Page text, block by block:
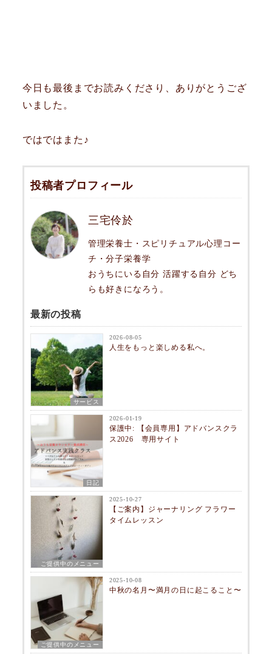
今日も最後までお読みくださり、ありがとうござ
いました。
ではではまた♪
投稿者プロフィール
三宅伶於
管理栄養士・スピリチュアル心理コー
チ・分子栄養学
おうちにいる自分 活躍する自分 どち
らも好きになろう。
最新の投稿
サービス
2026-08-05
人生をもっと楽しめる私へ。
日記
2026-01-19
保護中: 【会員専用】アドバンスクラ
ス2026 専用サイト
ご提供中のメニュー
2025-10-27
【ご案内】ジャーナリング フラワー
タイムレッスン
ご提供中のメニュー
2025-10-08
中秋の名月〜満月の日に起こること〜